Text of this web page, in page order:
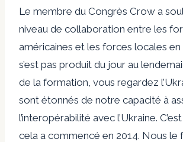
Le membre du Congrès Crow a
niveau de collaboration entre les
américaines et les forces locales en
s’est pas produit du jour au
de la formation, vous regardez
sont étonnés de notre capacité à
l’interopérabilité avec l’Ukraine.
cela a commencé en 2014. Nous le